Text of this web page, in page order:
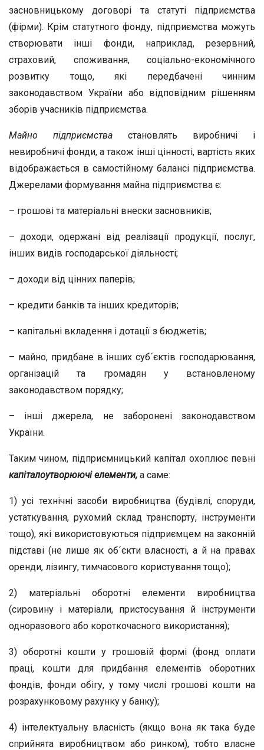
засновницькому договорі та статуті підприємства
(фірми). Крім статутного фонду, підприємства можуть
створювати інші фонди, наприклад, резервний,
страховий, споживання, соціально-економічного
розвитку тощо, які передбачені чинним
законодавством України або відповідним рішенням
зборів учасників підприємства.
Майно підприємства становлять виробничі і
невиробничі фонди, а також інші цінності, вартість яких
відображається в самостійному балансі підприємства.
Джерелами формування майна підприємства є:
– грошові та матеріальні внески засновників;
– доходи, одержані від реалізації продукції, послуг,
інших видів господарської діяльності;
– доходи від цінних паперів;
– кредити банків та інших кредиторів;
– капітальні вкладення і дотації з бюджетів;
– майно, придбане в інших суб´єктів господарювання,
організацій та громадян у встановленому
законодавством порядку;
– інші джерела, не заборонені законодавством
України.
Таким чином, підприємницький капітал охоплює певні
капіталоутворюючі елементи, а саме:
1) усі технічні засоби виробництва (будівлі, споруди,
устаткування, рухомий склад транспорту, інструменти
тощо), які використовуються підприємцем на законній
підставі (не лише як об´єкти власності, а й на правах
оренди, лізингу, тимчасового користування тощо);
2) матеріальні оборотні елементи виробництва
(сировину і матеріали, пристосування й інструменти
одноразового або короткочасного використання);
3) оборотні кошти у грошовій формі (фонд оплати
праці, кошти для придбання елементів оборотних
фондів, фонди обігу, у тому числі грошові кошти на
розрахунковому рахунку у банку);
4) інтелектуальну власність (якщо вона як така буде
сприйнята виробництвом або ринком), тобто власне